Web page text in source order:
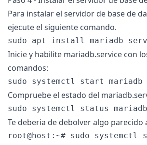
Para instalar el servidor de base de
ejecute el siguiente comando.
Inicie y habilite mariadb.service con
comandos:
Compruebe el estado del
Te deberia de debolver algo parecido
root@host:~# sudo systemctl